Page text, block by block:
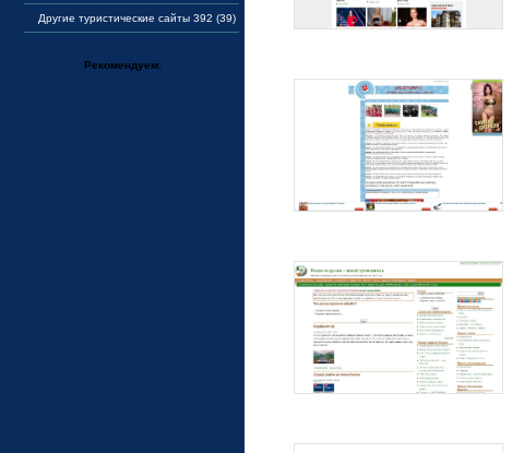
Другие туристические сайты 392 (39)
Рекомендуем: